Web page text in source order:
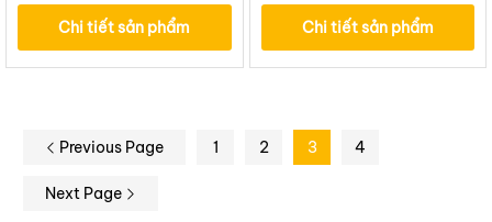
Chi tiết sản phẩm
Chi tiết sản phẩm
Previous Page 1 2 3 4
Next Page